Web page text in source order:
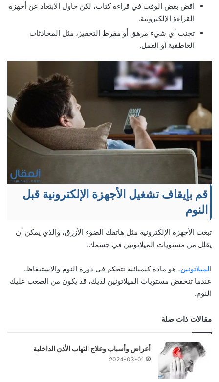
اقض بعض الوقت في قراءة كتاب، لكن حاول الابتعاد عن أجهزة
القراءة الإلكترونية.
تجنب أي شيء مرهق أو مفرط التحفيز، مثل المحادثات
العاطفية أو العمل.
قم بإيقاف تشغيل الأجهزة الإلكترونية قبل
النوم
تبعث الأجهزة الإلكترونية مثل هاتفك الضوء الأزرق، والذي يمكن أن
يقلل من مستويات الميلاتونين في جسمك.
الميلاتونين، هو مادة كيميائية تتحكم في دورة النوم والاستيقاظ.
عندما تنخفض مستويات الميلاتونين لديك، قد يكون من الصعب عليك
النوم.
مقالات ذات صلة
أعراض وأسباب وعلاج التهاب الأذن الداخلية
2024-03-01